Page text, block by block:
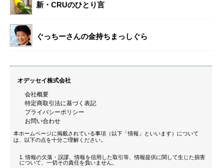
新・CRUのひとり言
ぐっちーさんの金持ちまっしぐら
オデッセイ株式会社
会社概要
特定商取引法に基づく表記
プライバシーポリシー
お問い合わせ
本ホームページに掲載されている事項（以下「情報」といいます）について
は、以下の点を十分ご理解ください。
情報の欠落・誤謬、情報を信用した取引等、情報提供に関して生じた損害
について、一切その責任を負いません。